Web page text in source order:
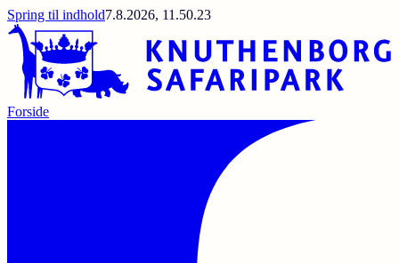
Spring til indhold7.8.2026, 11.50.23
Forside